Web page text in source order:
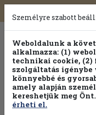
Toggle
navigation
Személyre szabott
Weboldalunk a
alkalmazza: (1)
technikai cookie,
szolgáltatás igénybe
könnyebbé és
amely alapján
kereshetjük meg Önt.
érheti el.